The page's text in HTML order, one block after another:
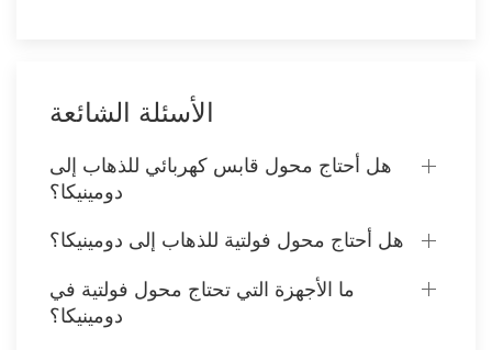
الأسئلة الشائعة
هل أحتاج محول قابس كهربائي للذهاب إلى
دومينيكا؟
هل أحتاج محول فولتية للذهاب إلى دومينيكا؟
ما الأجهزة التي تحتاج محول فولتية في
دومينيكا؟